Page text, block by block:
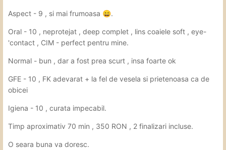
Aspect - 9 , si mai frumoasa 😄.
Oral - 10 , neprotejat , deep complet , lins coaiele soft , eye-
'contact , CIM - perfect pentru mine.
Normal - bun , dar a fost prea scurt , insa foarte ok
GFE - 10 , FK adevarat + la fel de vesela si prietenoasa ca de
obicei
Igiena - 10 , curata impecabil.
Timp aproximativ 70 min , 350 RON , 2 finalizari incluse.
O seara buna va doresc.